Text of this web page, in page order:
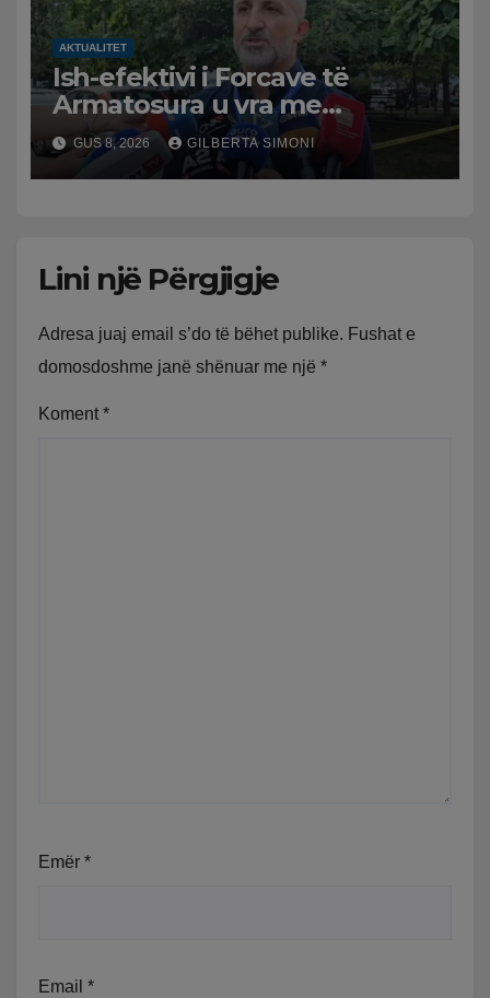
AKTUALITET
Ish-efektivi i Forcave të
Armatosura u vra me
kallashnikov nga shoku i
fëmijërisë, zv. drejtori i
Hetimit: Kishin konflikt të
GUS 8, 2026 GILBERTA SIMONI
Lini një Përgjigje
Adresa juaj email s’do të bëhet publike. Fushat e
domosdoshme janë shënuar me një *
Koment *
Emër *
Email *